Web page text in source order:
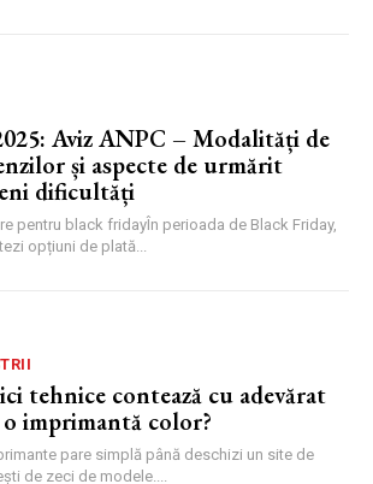
Aviz ANPC – Modalități de
și aspecte de urmărit
dificultăți
pentru black fridayÎn perioada de Black Friday,
opțiuni de plată...
tehnice contează cu adevărat
imprimantă color?
pare simplă până deschizi un site de
de zeci de modele....